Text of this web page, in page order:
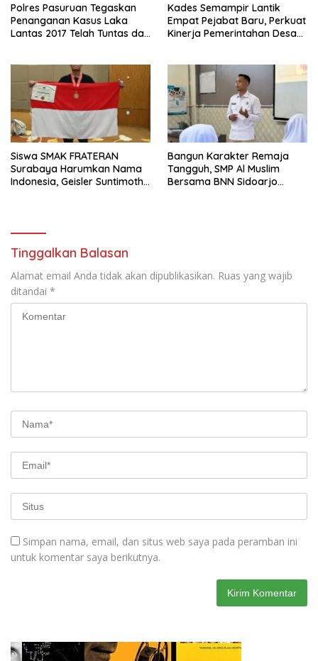
Polres Pasuruan Tegaskan
Penanganan Kasus Laka
Lantas 2017 Telah Tuntas dan
Kades Semampir Lantik
Empat Pejabat Baru, Perkuat
Kinerja Pemerintahan Desa
Siswa SMAK FRATERAN
Surabaya Harumkan Nama
Indonesia, Geisler Suntimothy
Bangun Karakter Remaja
Tangguh, SMP Al Muslim
Bersama BNN Sidoarjo
Tinggalkan Balasan
Alamat email Anda tidak akan dipublikasikan. Ruas yang wajib
ditandai *
Simpan nama, email, dan situs web saya pada peramban ini
untuk komentar saya berikutnya.